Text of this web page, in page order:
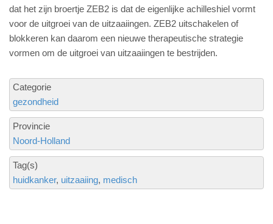
dat het zijn broertje ZEB2 is dat de eigenlijke achilleshiel vormt
voor de uitgroei van de uitzaaiingen. ZEB2 uitschakelen of
blokkeren kan daarom een nieuwe therapeutische strategie
vormen om de uitgroei van uitzaaiingen te bestrijden.
Categorie
gezondheid
Provincie
Noord-Holland
Tag(s)
huidkanker uitzaaiing medisch